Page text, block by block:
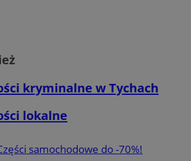
kryminalne w Tychach
lokalne
samochodowe do -70%!